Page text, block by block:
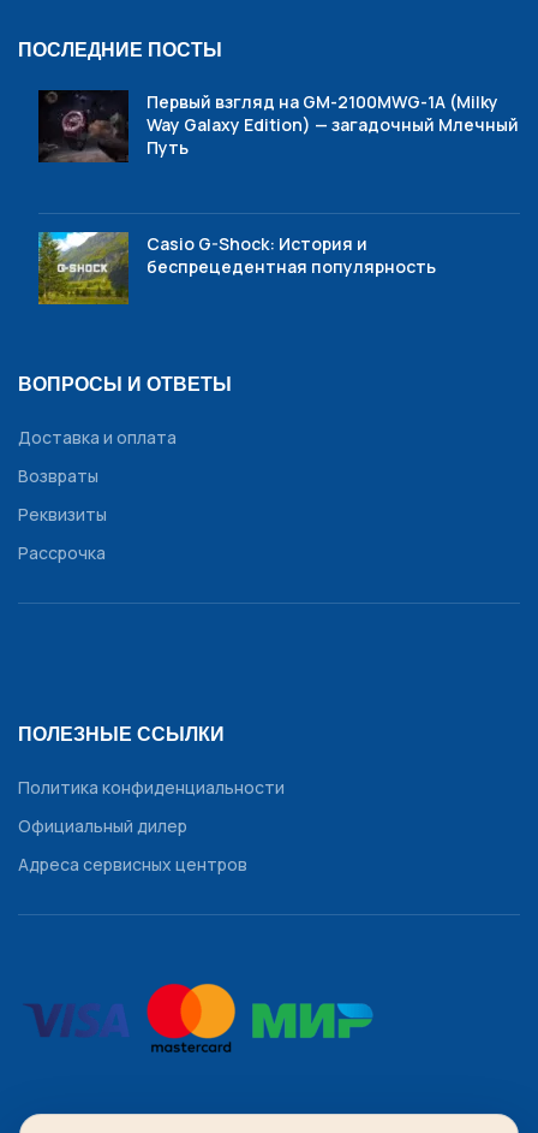
ПОСЛЕДНИЕ ПОСТЫ
Первый взгляд на GM-2100MWG-1A (Milky
Way Galaxy Edition) — загадочный Млечный
Путь
Casio G-Shock: История и
беспрецедентная популярность
ВОПРОСЫ И ОТВЕТЫ
Доставка и оплата
Возвраты
Реквизиты
Рассрочка
ПОЛЕЗНЫЕ ССЫЛКИ
Политика конфиденциальности
Официальный дилер
Адреса сервисных центров